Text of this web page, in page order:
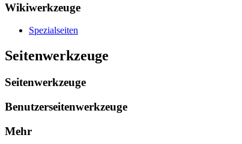
Wikiwerkzeuge
Spezialseiten
Seitenwerkzeuge
Seitenwerkzeuge
Benutzerseitenwerkzeuge
Mehr